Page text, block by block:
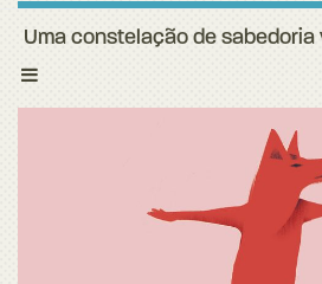
Toggle
Uma constelação de